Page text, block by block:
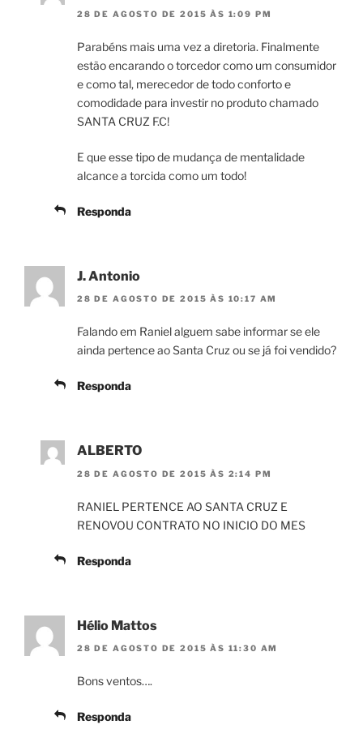
28 DE AGOSTO DE 2015 ÀS 1:09 PM
Parabéns mais uma vez a diretoria. Finalmente
estão encarando o torcedor como um consumidor
e como tal, merecedor de todo conforto e
comodidade para investir no produto chamado
SANTA CRUZ F.C!
E que esse tipo de mudança de mentalidade
alcance a torcida como um todo!
Responda
J. Antonio
28 DE AGOSTO DE 2015 ÀS 10:17 AM
Falando em Raniel alguem sabe informar se ele
ainda pertence ao Santa Cruz ou se já foi vendido?
Responda
ALBERTO
28 DE AGOSTO DE 2015 ÀS 2:14 PM
RANIEL PERTENCE AO SANTA CRUZ E
RENOVOU CONTRATO NO INICIO DO MES
Responda
Hélio Mattos
28 DE AGOSTO DE 2015 ÀS 11:30 AM
Bons ventos….
Responda